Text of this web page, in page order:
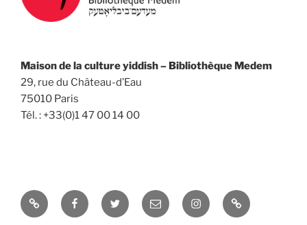
Maison de la culture yiddish – Bibliothèque Medem
29, rue du Château-d’Eau
75010 Paris
Tél. : +33(0)1 47 00 14 00
Yelp FacebookTwitter Email InstagramUniversité
d’été